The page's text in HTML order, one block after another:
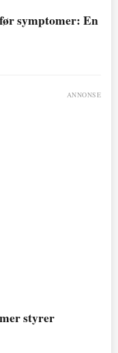
symptomer: En
ANNONSE
styrer